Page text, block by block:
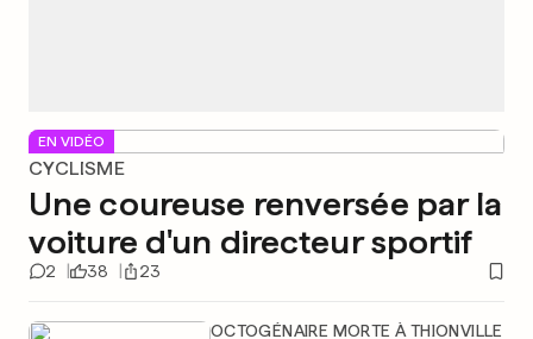
EN VIDÉO
CYCLISME
Une coureuse renversée par la
voiture d'un directeur sportif
2 38 23
OCTOGÉNAIRE MORTE À THIONVILLE